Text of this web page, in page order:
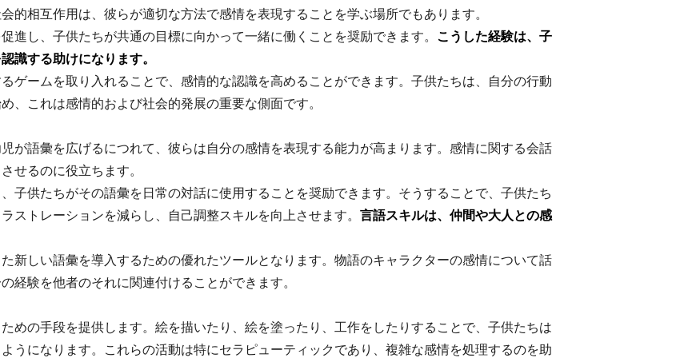
的相互作用は、彼らが適切な方法で感情を表現することを学ぶ場所でもあります。
進し、子供たちが共通の目標に向かって一緒に働くことを奨励できます。 こうした経験は、子
識する助けになります。
ゲームを取り入れることで、感情的な認識を高めることができます。子供たちは、自分の行動
、これは感情的および社会的発展の重要な側面です。
が語彙を広げるにつれて、彼らは自分の感情を表現する能力が高まります。感情に関する会話
せるのに役立ちます。
子供たちがその語彙を日常の対話に使用することを奨励できます。そうすることで、子供たち
ストレーションを減らし、自己調整スキルを向上させます。 言語スキルは、仲間や大人との感
新しい語彙を導入するための優れたツールとなります。物語のキャラクターの感情について話
経験を他者のそれに関連付けることができます。
めの手段を提供します。絵を描いたり、絵を塗ったり、工作をしたりすることで、子供たちは
うになります。これらの活動は特にセラピューティックであり、複雑な感情を処理するのを助